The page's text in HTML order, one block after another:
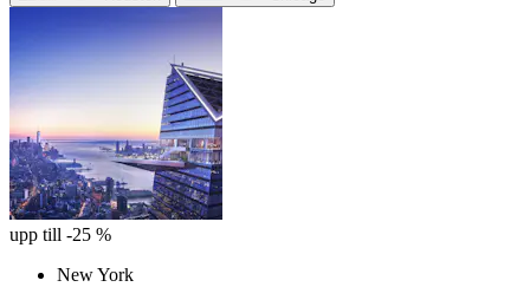
upp till -25 %
New York